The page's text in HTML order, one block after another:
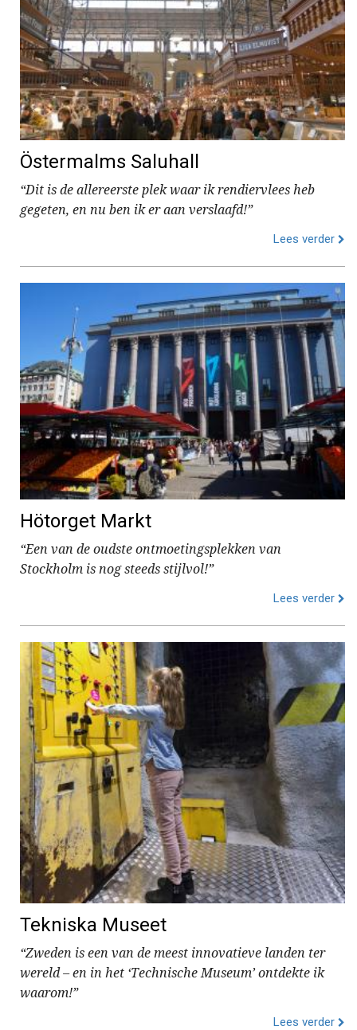
Östermalms Saluhall
“Dit is de allereerste plek waar ik rendiervlees heb
gegeten, en nu ben ik er aan verslaafd!”
Lees verder
Hötorget Markt
“Een van de oudste ontmoetingsplekken van
Stockholm is nog steeds stijlvol!”
Lees verder
Tekniska Museet
“Zweden is een van de meest innovatieve landen ter
wereld – en in het ‘Technische Museum’ ontdekte ik
waarom!”
Lees verder